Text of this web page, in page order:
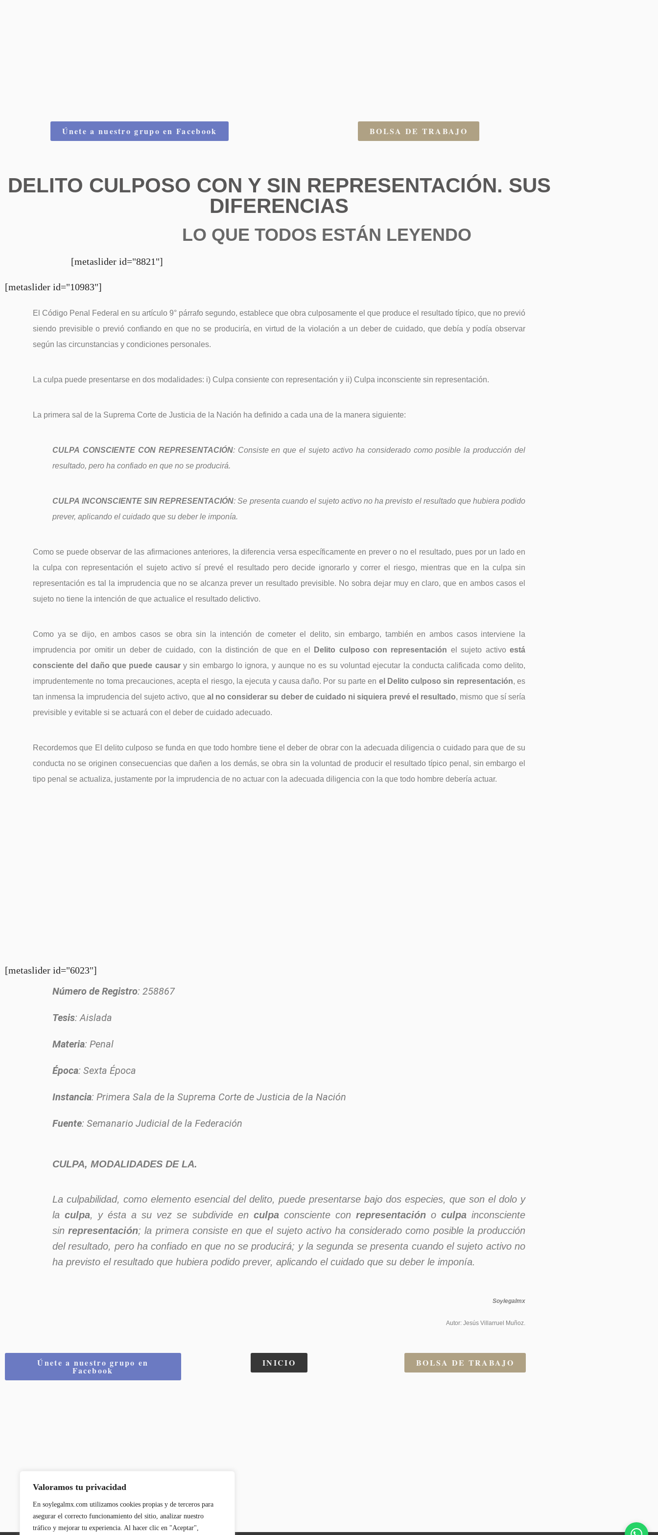
Valoramos tu privacidad
En soylegalmx.com utilizamos cookies propias y de terceros para
asegurar el correcto funcionamiento del sitio, analizar nuestro
tráfico y mejorar tu experiencia. Al hacer clic en "Aceptar",
Únete a nuestro grupo en Facebook BOLSA DE TRABAJO
DELITO CULPOSO CON Y SIN REPRESENTACIÓN. SUS
DIFERENCIAS
LO QUE TODOS ESTÁN LEYENDO
[metaslider id="8821"]
[metaslider id="10983"]
El Código Penal Federal en su artículo 9° párrafo segundo, establece que obra culposamente el que produce el resultado típico, que no previó
siendo previsible o previó confiando en que no se produciría, en virtud de la violación a un deber de cuidado, que debía y podía observar
según las circunstancias y condiciones personales.
La culpa puede presentarse en dos modalidades: i) Culpa consiente con representación y ii) Culpa inconsciente sin representación.
La primera sal de la Suprema Corte de Justicia de la Nación ha definido a cada una de la manera siguiente:
CULPA CONSCIENTE CON REPRESENTACIÓN: Consiste en que el sujeto activo ha considerado como posible la producción del
resultado, pero ha confiado en que no se producirá.
CULPA INCONSCIENTE SIN REPRESENTACIÓN: Se presenta cuando el sujeto activo no ha previsto el resultado que hubiera podido
prever, aplicando el cuidado que su deber le imponía.
Como se puede observar de las afirmaciones anteriores, la diferencia versa específicamente en prever o no el resultado, pues por un lado en
la culpa con representación el sujeto activo sí prevé el resultado pero decide ignorarlo y correr el riesgo, mientras que en la culpa sin
representación es tal la imprudencia que no se alcanza prever un resultado previsible. No sobra dejar muy en claro, que en ambos casos el
sujeto no tiene la intención de que actualice el resultado delictivo.
Como ya se dijo, en ambos casos se obra sin la intención de cometer el delito, sin embargo, también en ambos casos interviene la
imprudencia por omitir un deber de cuidado, con la distinción de que en el
Delito culposo con representación el sujeto activoestá
consciente del daño que puede causary sin embargo lo ignora, y aunque no es su voluntad ejecutar la conducta calificada como delito,
imprudentemente no toma precauciones, acepta el riesgo, la ejecuta y causa daño. Por su parte en el Delito culposo sin representación, es
tan inmensa la imprudencia del sujeto activo, que al no considerar su deber de cuidado ni siquiera prevé el resultado, mismo que sí sería
previsible y evitable si se actuará con el deber de cuidado adecuado.
Recordemos que El delito culposo se funda en que todo hombre tiene el deber de obrar con la adecuada diligencia o cuidado para que de su
conducta no se originen consecuencias que dañen a los demás, se obra sin la voluntad de producir el resultado típico penal, sin embargo el
tipo penal se actualiza, justamente por la imprudencia de no actuar con la adecuada diligencia con la que todo hombre debería actuar.
[metaslider id="6023"]
Número de Registro: 258867
Tesis: Aislada
Materia: Penal
Época: Sexta Época
Instancia: Primera Sala de la Suprema Corte de Justicia de la Nación
Fuente: Semanario Judicial de la Federación
CULPA, MODALIDADES DE LA.
La culpabilidad, como elemento esencial del delito, puede presentarse bajo dos especies, que son el dolo y
laculpa, y ésta a su vez se subdivide en culpaconsciente con representacióno culpainconsciente
sinrepresentación; la primera consiste en que el sujeto activo ha considerado como posible la producción
del resultado, pero ha confiado en que no se producirá; y la segunda se presenta cuando el sujeto activo no
ha previsto el resultado que hubiera podido prever, aplicando el cuidado que su deber le imponía.
Soylegalmx
Autor: Jesús Villarruel Muñoz.
Únete a nuestro grupo en
Facebook
INICIO BOLSA DE TRABAJO